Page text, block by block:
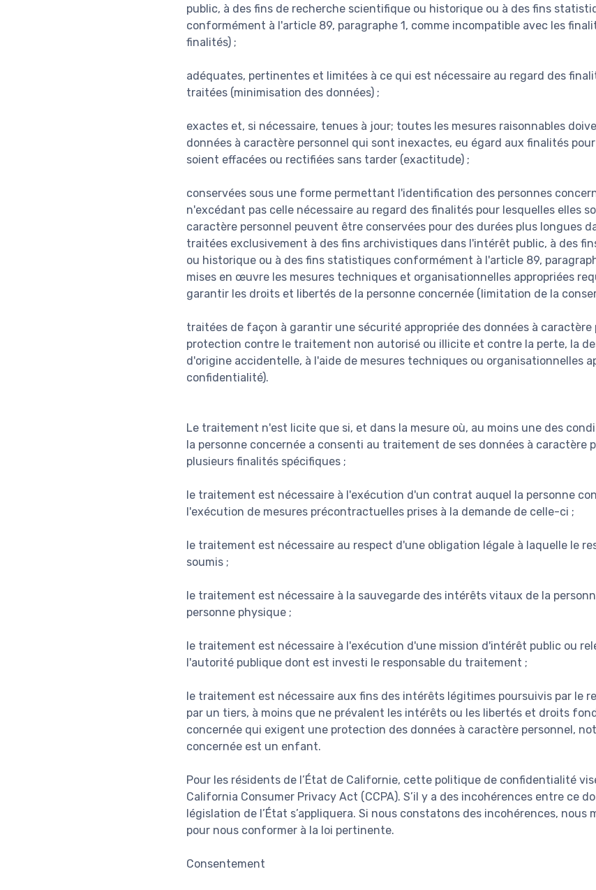
public, à des fins de recherche scientifique ou historique ou à des fins
conformément à l'article 89, paragraphe 1, comme incompatible avec les
finalités) ;
adéquates, pertinentes et limitées à ce qui est nécessaire au regard des
traitées (minimisation des données) ;
exactes et, si nécessaire, tenues à jour; toutes les mesures raisonnables
données à caractère personnel qui sont inexactes, eu égard aux finalités
soient effacées ou rectifiées sans tarder (exactitude) ;
conservées sous une forme permettant l'identification des personnes
n'excédant pas celle nécessaire au regard des finalités pour lesquelles elles
caractère personnel peuvent être conservées pour des durées plus longues
traitées exclusivement à des fins archivistiques dans l'intérêt public, à des
ou historique ou à des fins statistiques conformément à l'article 89,
mises en œuvre les mesures techniques et organisationnelles appropriées
garantir les droits et libertés de la personne concernée (limitation de la
traitées de façon à garantir une sécurité appropriée des données à caractère
protection contre le traitement non autorisé ou illicite et contre la perte, la
d'origine accidentelle, à l'aide de mesures techniques ou organisationnelles
confidentialité).
Le traitement n'est licite que si, et dans la mesure où, au moins une des
la personne concernée a consenti au traitement de ses données à caractère
plusieurs finalités spécifiques ;
le traitement est nécessaire à l'exécution d'un contrat auquel la personne
l'exécution de mesures précontractuelles prises à la demande de celle-ci ;
le traitement est nécessaire au respect d'une obligation légale à laquelle le
soumis ;
le traitement est nécessaire à la sauvegarde des intérêts vitaux de la
personne physique ;
le traitement est nécessaire à l'exécution d'une mission d'intérêt public ou
l'autorité publique dont est investi le responsable du traitement ;
le traitement est nécessaire aux fins des intérêts légitimes poursuivis par le
par un tiers, à moins que ne prévalent les intérêts ou les libertés et droits
concernée qui exigent une protection des données à caractère personnel,
concernée est un enfant.
Pour les résidents de l’État de Californie, cette politique de confidentialité
California Consumer Privacy Act (CCPA). S’il y a des incohérences entre ce
législation de l’État s’appliquera. Si nous constatons des incohérences,
pour nous conformer à la loi pertinente.
Consentement